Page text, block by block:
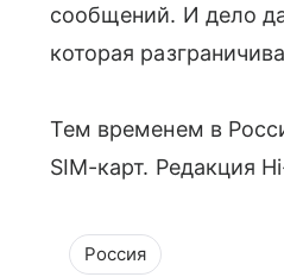
сообщений. И дело
которая
Тем временем в
SIM-карт. Редакция
Россия